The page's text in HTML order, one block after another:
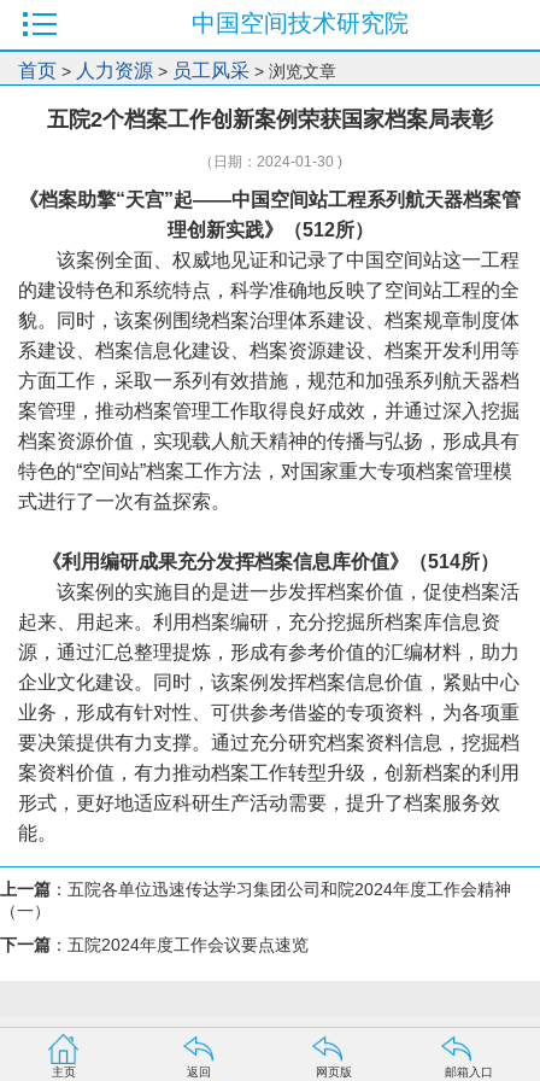
中国空间技术研究院
首页 > 人力资源 > 员工风采 > 浏览文章
五院2个档案工作创新案例荣获国家档案局表彰
（日期：2024-01-30 )
《档案助擎“天宫”起——中国空间站工程系列航天器档案管
理创新实践》（512所）
该案例全面、权威地见证和记录了中国空间站这一工程
的建设特色和系统特点，科学准确地反映了空间站工程的全
貌。同时，该案例围绕档案治理体系建设、档案规章制度体
系建设、档案信息化建设、档案资源建设、档案开发利用等
方面工作，采取一系列有效措施，规范和加强系列航天器档
案管理，推动档案管理工作取得良好成效，并通过深入挖掘
档案资源价值，实现载人航天精神的传播与弘扬，形成具有
特色的“空间站”档案工作方法，对国家重大专项档案管理模
式进行了一次有益探索。
《利用编研成果充分发挥档案信息库价值》（514所）
该案例的实施目的是进一步发挥档案价值，促使档案活
起来、用起来。利用档案编研，充分挖掘所档案库信息资
源，通过汇总整理提炼，形成有参考价值的汇编材料，助力
企业文化建设。同时，该案例发挥档案信息价值，紧贴中心
业务，形成有针对性、可供参考借鉴的专项资料，为各项重
要决策提供有力支撑。通过充分研究档案资料信息，挖掘档
案资料价值，有力推动档案工作转型升级，创新档案的利用
形式，更好地适应科研生产活动需要，提升了档案服务效
能。
上一篇 ： 五院各单位迅速传达学习集团公司和院2024年度工作会精神
（一）
下一篇 ： 五院2024年度工作会议要点速览
主页 返回 网页版 邮箱入口